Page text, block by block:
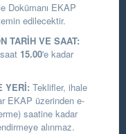
Dokümanı EKAP
edilecektir.
TARİH VE SAAT:
15.00'e kadar
YERİ: Teklifler, ihale
EKAP üzerinden e-
saatine kadar
alınmaz.